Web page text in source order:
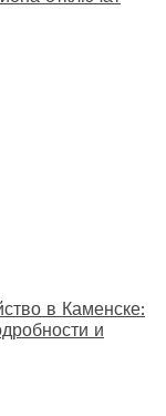
в Каменске:
и